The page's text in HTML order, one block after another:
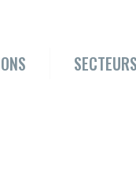
SECTEURS